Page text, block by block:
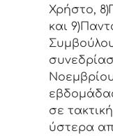
Χρήστο,
και
σε
ύστερα